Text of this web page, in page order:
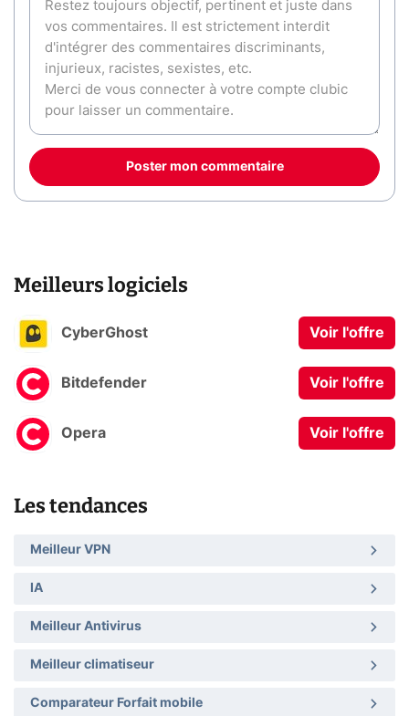
Poster mon commentaire
Meilleurs logiciels
CyberGhost Voir l'offre
Bitdefender Voir l'offre
Opera Voir l'offre
Les tendances
Meilleur VPN
IA
Meilleur Antivirus
Meilleur climatiseur
Comparateur Forfait mobile